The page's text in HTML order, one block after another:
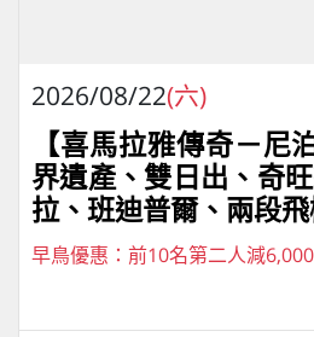
2026/08/22(六)
【喜馬拉雅傳奇－尼
界遺產、雙日出、奇
拉、班迪普爾、兩段
早鳥優惠：前10名第二人減6,000